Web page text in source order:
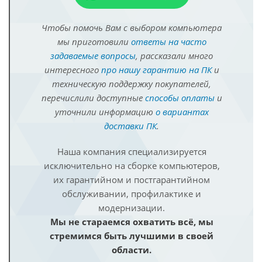
Чтобы помочь Вам с выбором компьютера
мы приготовили ответы на часто
задаваемые вопросы, рассказали много
интересного про нашу гарантию на ПКи
техническую поддержку покупателей,
перечислили доступные способы оплатыи
уточнили информацию о вариантах
доставки ПК.
Наша компания специализируется
исключительно на сборке компьютеров,
их гарантийном и постгарантийном
обслуживании, профилактике и
модернизации.
Мы не стараемся охватить всё, мы
стремимся быть лучшими в своей
области.